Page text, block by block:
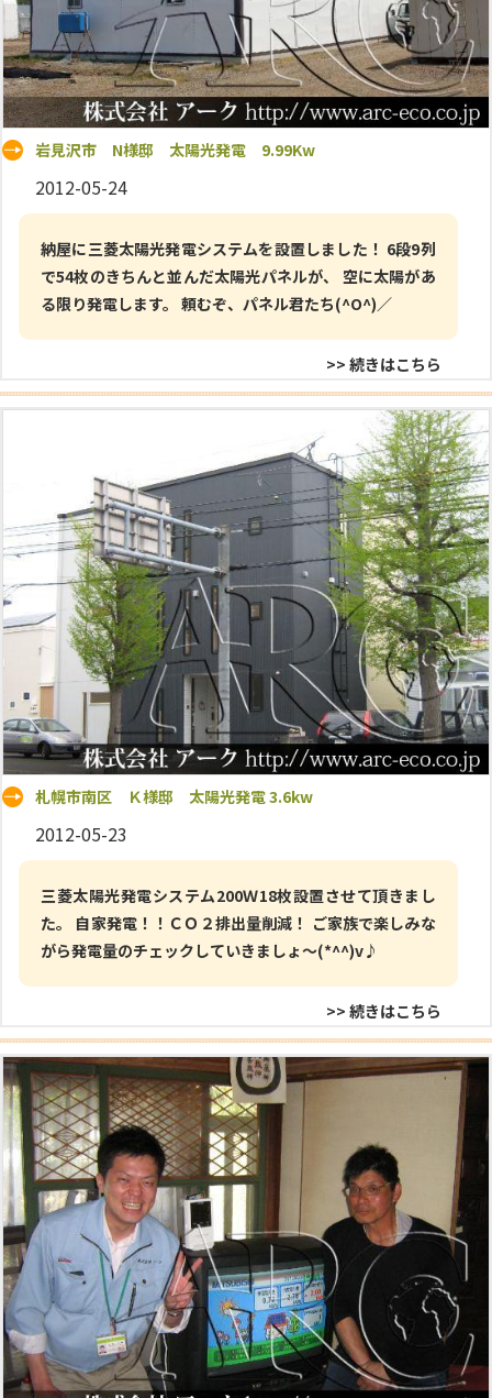
岩見沢市 N様邸 太陽光発電 9.99Kw
2012-05-24
納屋に三菱太陽光発電システムを設置しました！ 6段9列
で54枚のきちんと並んだ太陽光パネルが、 空に太陽があ
る限り発電します。 頼むぞ、パネル君たち(^O^)／
>> 続きはこちら
札幌市南区 Ｋ様邸 太陽光発電 3.6kw
2012-05-23
三菱太陽光発電システム200Ｗ18枚設置させて頂きまし
た。 自家発電！！ＣＯ２排出量削減！ ご家族で楽しみな
がら発電量のチェックしていきましょ～(*^^)v♪
>> 続きはこちら